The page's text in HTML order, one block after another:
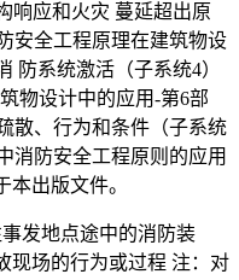
响应和火灾 蔓延超出原
安全工程原理在建筑物设
防系统激活（子系统4）
物设计中的应用-第6部
散、行为和条件（子系统
消防安全工程原则的应用
出版文件。
发地点途中的消防装
现场的行为或过程 注：对